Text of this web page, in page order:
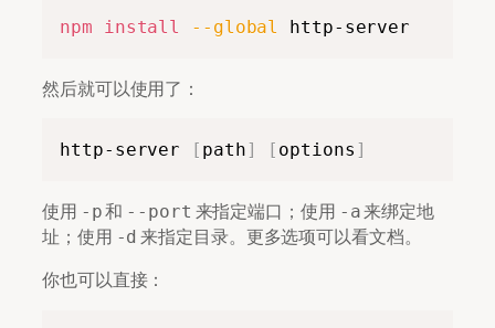
npm install --global http-server
然后就可以使用了：
http-server [ path] [ options ]
使用 -p和 --port 来指定端口；使用 -a来绑定地
址；使用 -d 来指定目录。更多选项可以看文档。
你也可以直接：